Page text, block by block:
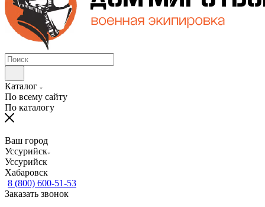
Каталог
По всему сайту
По каталогу
Ваш город
Уссурийск
Уссурийск
Хабаровск
8 (800) 600-51-53
Заказать звонок